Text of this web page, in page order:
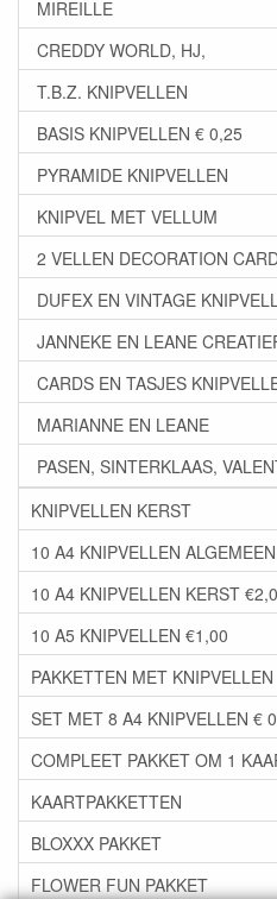
MIREILLE
CREDDY WORLD, HJ,
T.B.Z. KNIPVELLEN
BASIS KNIPVELLEN € 0,25
PYRAMIDE KNIPVELLEN
KNIPVEL MET VELLUM
2 VELLEN DECORATION
DUFEX EN VINTAGE
JANNEKE EN LEANE
CARDS EN TASJES
MARIANNE EN LEANE
PASEN, SINTERKLAAS,
KNIPVELLEN KERST
10 A4 KNIPVELLEN
10 A4 KNIPVELLEN KERST
10 A5 KNIPVELLEN €1,00
PAKKETTEN MET KNIPVELLEN
SET MET 8 A4 KNIPVELLEN €
COMPLEET PAKKET OM 1
KAARTPAKKETTEN
BLOXXX PAKKET
FLOWER FUN PAKKET